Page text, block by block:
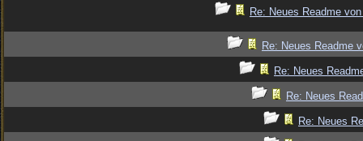
Re: Neues Readme
Re: Neues Readme
Re: Neues
Re: Neues
Re: Neues